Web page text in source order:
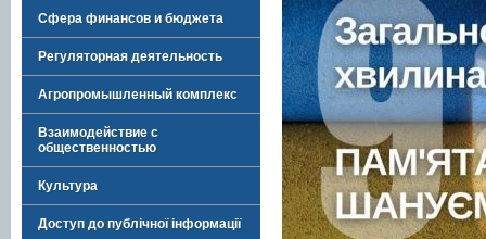
Сфера финансов и бюджета
Регуляторная деятельность
Агропромышленный комплекс
Взаимодействие с
общественностью
Культура
Доступ до публічної інформації